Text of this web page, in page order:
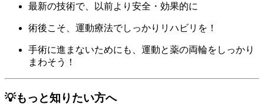
最新の技術で、以前より安全・効果的に
術後こそ、運動療法でしっかりリハビリを！
手術に進まないためにも、運動と薬の両輪をしっかり
まわそう！
💡もっと知りたい方へ